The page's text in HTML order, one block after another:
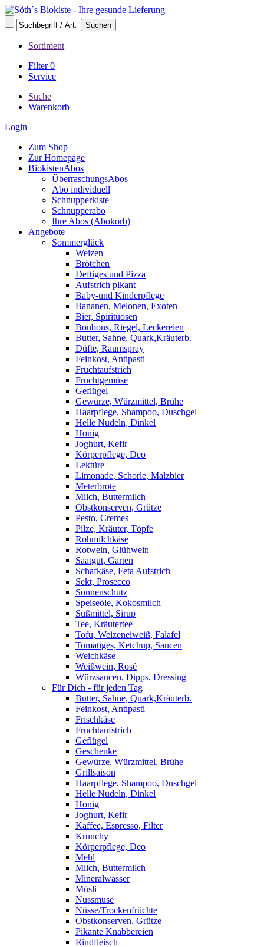
Sortiment
Filter0
Service
Suche
Warenkorb
Login
Zum Shop
Zur Homepage
BiokistenAbos
ÜberraschungsAbos
Abo individuell
Schnupperkiste
Schnupperabo
Ihre Abos (Abokorb)
Angebote
Sommerglück
Weizen
Brötchen
Deftiges und Pizza
Aufstrich pikant
Baby-und Kinderpflege
Bananen, Melonen, Exoten
Bier, Spirituosen
Bonbons, Riegel, Leckereien
Butter, Sahne, Quark,Kräuterb.
Düfte, Raumspray
Feinkost, Antipasti
Fruchtaufstrich
Fruchtgemüse
Geflügel
Gewürze, Würzmittel, Brühe
Haarpflege, Shampoo, Duschgel
Helle Nudeln, Dinkel
Honig
Joghurt, Kefir
Körperpflege, Deo
Lektüre
Limonade, Schorle, Malzbier
Meterbrote
Milch, Buttermilch
Obstkonserven, Grütze
Pesto, Cremes
Pilze, Kräuter, Töpfe
Rohmilchkäse
Rotwein, Glühwein
Saatgut, Garten
Schafkäse, Feta Aufstrich
Sekt, Prosecco
Sonnenschutz
Speiseöle, Kokosmilch
Süßmittel, Sirup
Tee, Kräutertee
Tofu, Weizeneiweiß, Falafel
Tomatiges, Ketchup, Saucen
Weichkäse
Weißwein, Rosé
Würzsaucen, Dipps, Dressing
Für Dich - für jeden Tag
Butter, Sahne, Quark,Kräuterb.
Feinkost, Antipasti
Frischkäse
Fruchtaufstrich
Geflügel
Geschenke
Gewürze, Würzmittel, Brühe
Grillsaison
Haarpflege, Shampoo, Duschgel
Helle Nudeln, Dinkel
Honig
Joghurt, Kefir
Kaffee, Espresso, Filter
Krunchy
Körperpflege, Deo
Mehl
Milch, Buttermilch
Mineralwasser
Müsli
Nussmuse
Nüsse/Trockenfrüchte
Obstkonserven, Grütze
Pikante Knabbereien
Rindfleisch